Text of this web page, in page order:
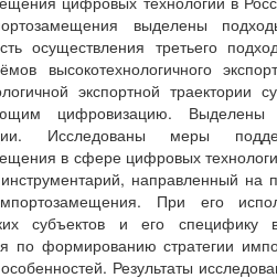
выделены
осуществления третьего
высокотехнологичного
экспортной
цифровизацию.
Исследованы меры
в сфере цифровых
направленный на
При его
субъектов и его
по формированию стратегии
Результаты